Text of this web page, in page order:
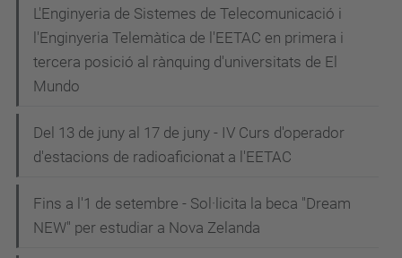
L'Enginyeria de Sistemes de Telecomunicació i
l'Enginyeria Telemàtica de l'EETAC en primera i
tercera posició al rànquing d'universitats de El
Mundo
Del 13 de juny al 17 de juny - IV Curs d'operador
d'estacions de radioaficionat a l'EETAC
Fins a l'1 de setembre - Sol·licita la beca "Dream
NEW" per estudiar a Nova Zelanda